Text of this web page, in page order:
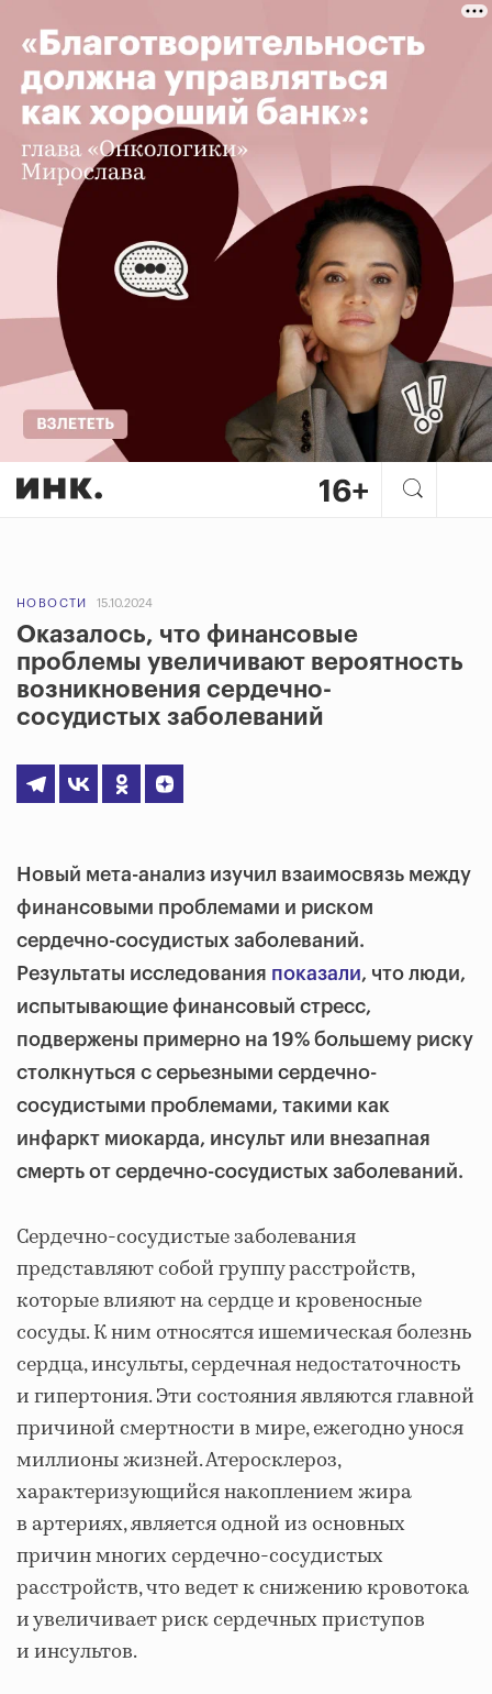
НОВОСТИ 15.10.2024
Оказалось, что финансовые
проблемы увеличивают вероятность
возникновения сердечно-
сосудистых заболеваний
Новый мета-анализ изучил взаимосвязь между
финансовыми проблемами и риском
сердечно-сосудистых заболеваний.
Результаты исследования показали, что люди,
испытывающие финансовый стресс,
подвержены примерно на 19% большему риску
столкнуться с серьезными сердечно-
сосудистыми проблемами, такими как
инфаркт миокарда, инсульт или внезапная
смерть от сердечно-сосудистых заболеваний.
Сердечно-сосудистые заболевания
представляют собой группу расстройств,
которые влияют на сердце и кровеносные
сосуды. К ним относятся ишемическая болезнь
сердца, инсульты, сердечная недостаточность
и гипертония. Эти состояния являются главной
причиной смертности в мире, ежегодно унося
миллионы жизней. Атеросклероз,
характеризующийся накоплением жира
в артериях, является одной из основных
причин многих сердечно-сосудистых
расстройств, что ведет к снижению кровотока
и увеличивает риск сердечных приступов
и инсультов.